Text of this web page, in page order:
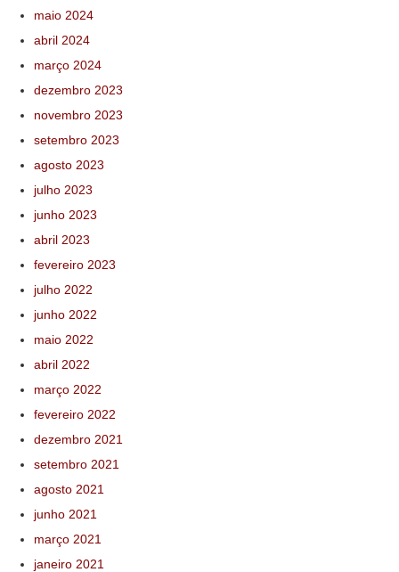
maio 2024
abril 2024
março 2024
dezembro 2023
novembro 2023
setembro 2023
agosto 2023
julho 2023
junho 2023
abril 2023
fevereiro 2023
julho 2022
junho 2022
maio 2022
abril 2022
março 2022
fevereiro 2022
dezembro 2021
setembro 2021
agosto 2021
junho 2021
março 2021
janeiro 2021